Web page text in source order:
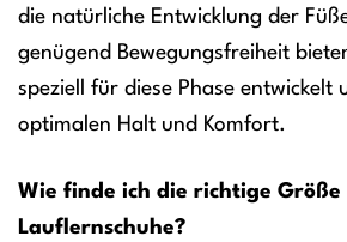
die natürliche Entwicklung der
genügend Bewegungsfreiheit
speziell für diese Phase entwickelt
optimalen Halt und Komfort.
Wie finde ich die richtige
Lauflernschuhe?